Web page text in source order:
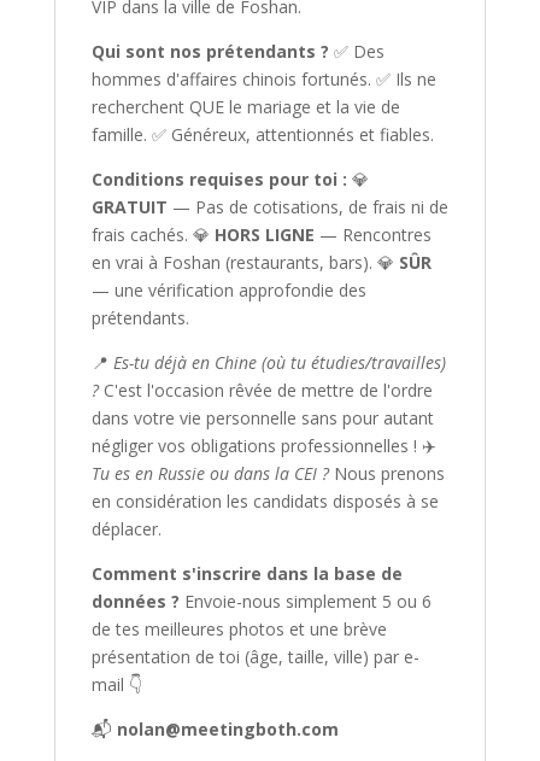
VIP dans la ville de Foshan.
Qui sont nos prétendants ? ✅ Des
hommes d'affaires chinois fortunés. ✅ Ils ne
recherchent QUE le mariage et la vie de
famille. ✅ Généreux, attentionnés et fiables.
Conditions requises pour toi : 💎
GRATUIT — Pas de cotisations, de frais ni de
frais cachés. 💎 HORS LIGNE — Rencontres
en vrai à Foshan (restaurants, bars). 💎 SÛR
— une vérification approfondie des
prétendants.
📍 Es-tu déjà en Chine (où tu étudies/travailles)
?C'est l'occasion rêvée de mettre de l'ordre
dans votre vie personnelle sans pour autant
négliger vos obligations professionnelles ! ✈️
Tu es en Russie ou dans la CEI ?Nous prenons
en considération les candidats disposés à se
déplacer.
Comment s'inscrire dans la base de
données ? Envoie-nous simplement 5 ou 6
de tes meilleures photos et une brève
présentation de toi (âge, taille, ville) par e-
mail 👇
📬 nolan@meetingboth.com